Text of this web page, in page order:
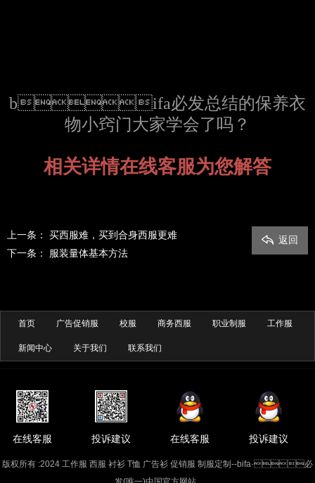
bifa必发总结的保养衣
物小窍门大家学会了吗？
相关详情在线客服为您解答
上一条：
买西服难，买到合身西服更难
下一条：
服装量体基本方法
返回
首页 广告促销服 校服 商务西服 职业制服 工作服
新闻中心 关于我们 联系我们
在线客服 投诉建议 在线客服 投诉建议
版权所有 :2024 工作服 西服 衬衫 T恤 广告衫 促销服 制服定制--bifa·必